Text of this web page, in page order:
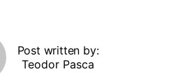
Post written by:
Teodor Pasca